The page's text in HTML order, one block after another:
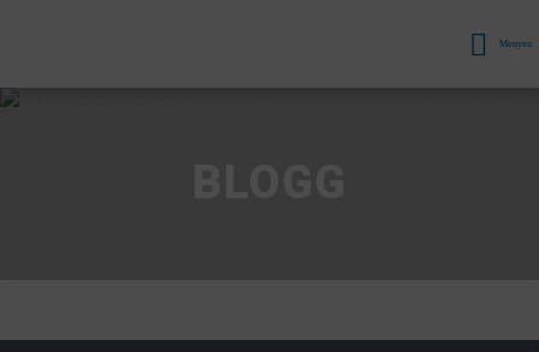
Menyen